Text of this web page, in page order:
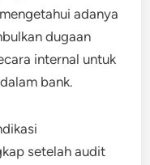
adanya
dugaan
internal untuk
bank.
setelah audit